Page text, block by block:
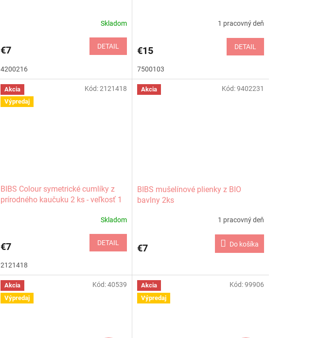
Skladom
€7 DETAIL
4200216
1 pracovný deň
€15 DETAIL
7500103
Akcia
Výpredaj
BIBS Colour symetrické cumlíky z
prírodného kaučuku 2 ks - veľkosť 1
Skladom
€7 DETAIL
2121418
Kód:2121418 Akcia
BIBS mušelínové plienky z BIO
bavlny 2ks
1 pracovný deň
€7 Do košíka
Kód:9402231
Akcia
Výpredaj
Kód:40539
Akcia
Výpredaj
Kód:99906